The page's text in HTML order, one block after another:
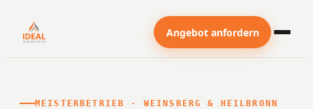
Angebot anfordern
MEISTERBETRIEB · WEINSBERG & HEILBRONN